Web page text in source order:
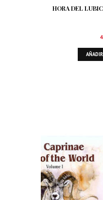
HORA DEL